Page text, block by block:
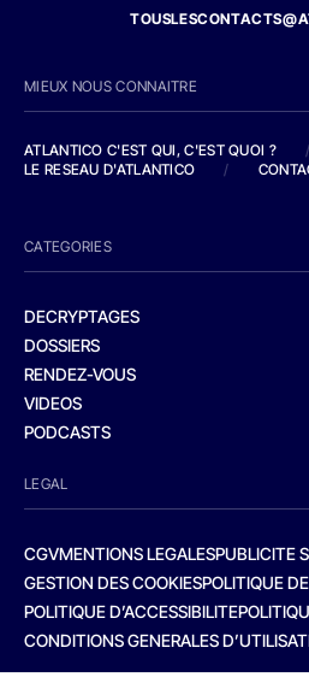
MIEUX NOUS CONNAITRE
ATLANTICO C'EST QUI, C'EST QUOI ?
/
LE RESEAU D'ATLANTICO
/
CATEGORIES
DECRYPTAGES
DOSSIERS
RENDEZ-VOUS
VIDEOS
PODCASTS
LEGAL
CGVMENTIONS LEGALESPUBLICITE
GESTION DES COOKIESPOLITIQUE
POLITIQUE D’ACCESSIBILITE
CONDITIONS GENERALES